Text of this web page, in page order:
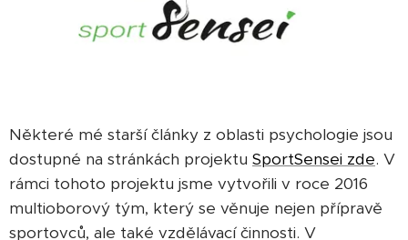
Některé mé starší články z oblasti psychologie jsou
dostupné na stránkách projektu SportSensei zde. V
rámci tohoto projektu jsme vytvořili v roce 2016
multioborový tým, který se věnuje nejen přípravě
sportovců, ale také vzdělávací činnosti. V